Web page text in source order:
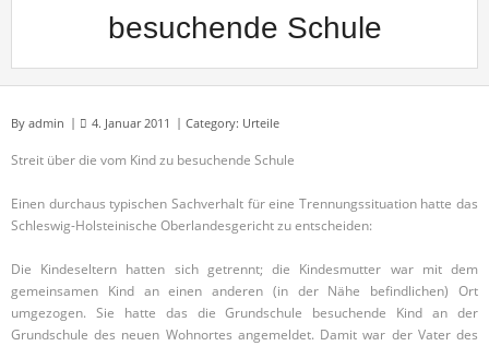
besuchende Schule
By admin 4. Januar 2011 Category: Urteile
Streit über die vom Kind zu besuchende Schule
Einen durchaus typischen Sachverhalt für eine Trennungssituation hatte das
Schleswig-Holsteinische Oberlandesgericht zu entscheiden:
Die Kindeseltern hatten sich getrennt; die Kindesmutter war mit dem
gemeinsamen Kind an einen anderen (in der Nähe befindlichen) Ort
umgezogen. Sie hatte das die Grundschule besuchende Kind an der
Grundschule des neuen Wohnortes angemeldet. Damit war der Vater des